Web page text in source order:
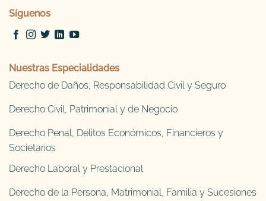
Síguenos
Nuestras Especialidades
Derecho de Daños, Responsabilidad Civil y Seguro
Derecho Civil, Patrimonial y de Negocio
Derecho Penal, Delitos Económicos, Financieros y
Societarios
Derecho Laboral y Prestacional
Derecho de la Persona, Matrimonial, Familia y Sucesiones